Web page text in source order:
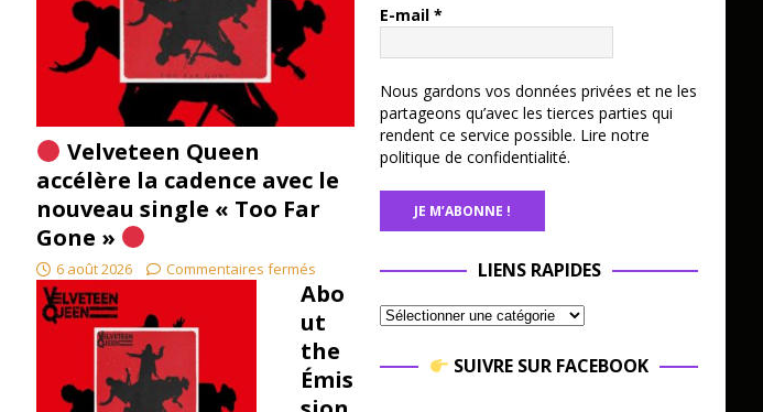
des
albu
n’éc
pas
avec
disq
ues
qu’o
n
ress
Velveteen Queen
accélère la cadence avec le
nouveau single « Too Far
Gone »
6 août 2026 Commentaires fermés
Abo
ut
the
Émis
E-mail *
Nous gardons vos données privées et ne les
partageons qu’avec les tierces parties qui
rendent ce service possible. Lire notre
politique de confidentialité.
LIENS RAPIDES
SUIVRE SUR FACEBOOK